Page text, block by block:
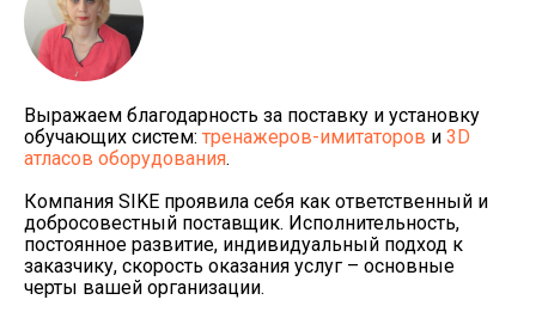
Выражаем благодарность за поставку и установку
обучающих систем: тренажеров-имитаторов и 3D
атласов оборудования.
Компания SIKE проявила себя как ответственный и
добросовестный поставщик. Исполнительность,
постоянное развитие, индивидуальный подход к
заказчику, скорость оказания услуг – основные
черты вашей организации.